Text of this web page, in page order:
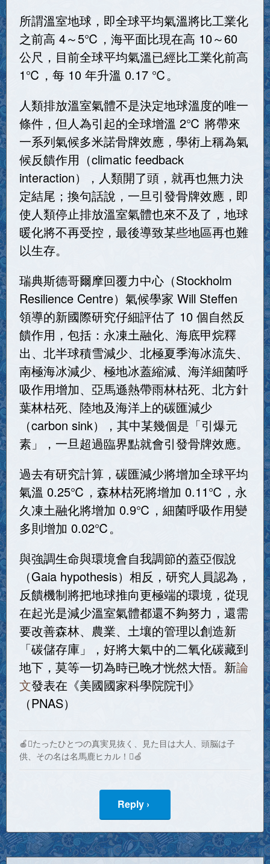
所謂溫室地球，即全球平均氣溫將比工業化
之前高 4～5℃，海平面比現在高 10～60
公尺，目前全球平均氣溫已經比工業化前高
1℃，每 10 年升溫 0.17 ℃。
人類排放溫室氣體不是決定地球溫度的唯一
條件，但人為引起的全球增溫 2℃ 將帶來
一系列氣候多米諾骨牌效應，學術上稱為氣
候反饋作用（climatic feedback
interaction），人類開了頭，就再也無力決
定結尾；換句話說，一旦引發骨牌效應，即
使人類停止排放溫室氣體也來不及了，地球
暖化將不再受控，最後導致某些地區再也難
以生存。
瑞典斯德哥爾摩回覆力中心（Stockholm
Resilience Centre）氣候學家 Will Steffen
領導的新國際研究仔細評估了 10 個自然反
饋作用，包括：永凍土融化、海底甲烷釋
出、北半球積雪減少、北極夏季海冰流失、
南極海冰減少、極地冰蓋縮減、海洋細菌呼
吸作用增加、亞馬遜熱帶雨林枯死、北方針
葉林枯死、陸地及海洋上的碳匯減少
（carbon sink），其中某幾個是「引爆元
素」，一旦超過臨界點就會引發骨牌效應。
過去有研究計算，碳匯減少將增加全球平均
氣溫 0.25℃，森林枯死將增加 0.11℃，永
久凍土融化將增加 0.9℃，細菌呼吸作用變
多則增加 0.02℃。
與強調生命與環境會自我調節的蓋亞假說
（Gaia hypothesis）相反，研究人員認為，
反饋機制將把地球推向更極端的環境，從現
在起光是減少溫室氣體都還不夠努力，還需
要改善森林、農業、土壤的管理以創造新
「碳儲存庫」，好將大氣中的二氧化碳藏到
地下，莫等一切為時已晚才恍然大悟。新論
文發表在《美國國家科學院院刊》
（PNAS）
🍎たったひとつの真実見抜く、見た目は大人、頭脳は子
供、その名は名馬鹿ヒカル！🍏
Reply ›